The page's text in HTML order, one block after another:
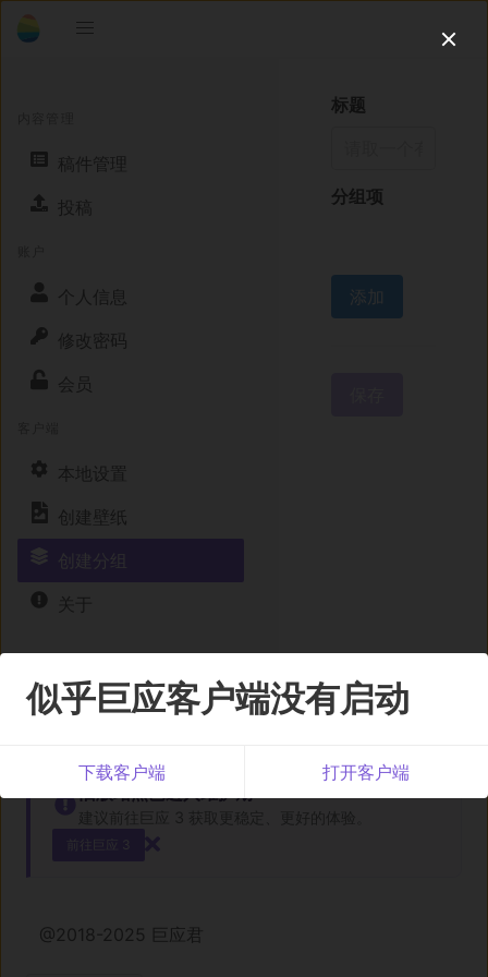
稿件管理
投稿
个人信息
修改密码
会员
本地设置
创建壁纸
创建分组
关于
标题
分组项
添加
旧版站点已进入维护期
前往巨应 3
@2018-2025 巨应君
似乎巨应客户端没有启动
下载客户端 打开客户端